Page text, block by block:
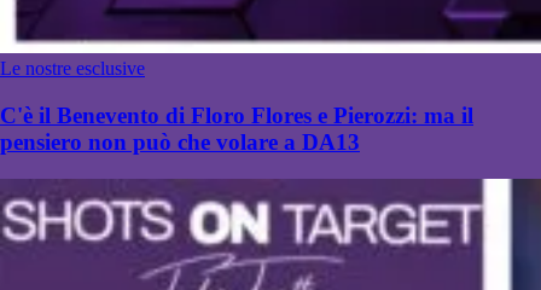
Le nostre esclusive
C'è il Benevento di Floro Flores e Pierozzi: ma il
pensiero non può che volare a DA13